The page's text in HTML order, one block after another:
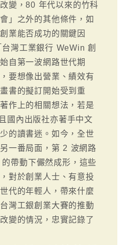
變，80 年代以來的竹科
」之外的其他條件，如
業能否成功的關鍵因
灣工業銀行 WeWin 創
自第一波網路世代期
要想像出營業、績效有
書的擬訂開始受到重
作上的相關想法，若是
國內出版社亦著手中文
的讀書迷。如今，全世
一番局面，第 2 波網路
帶動下儼然成形，這些
對於創業人士、有意投
代的年輕人，帶來什麼
灣工銀創業大賽的推動
變的情況，忠實記錄了